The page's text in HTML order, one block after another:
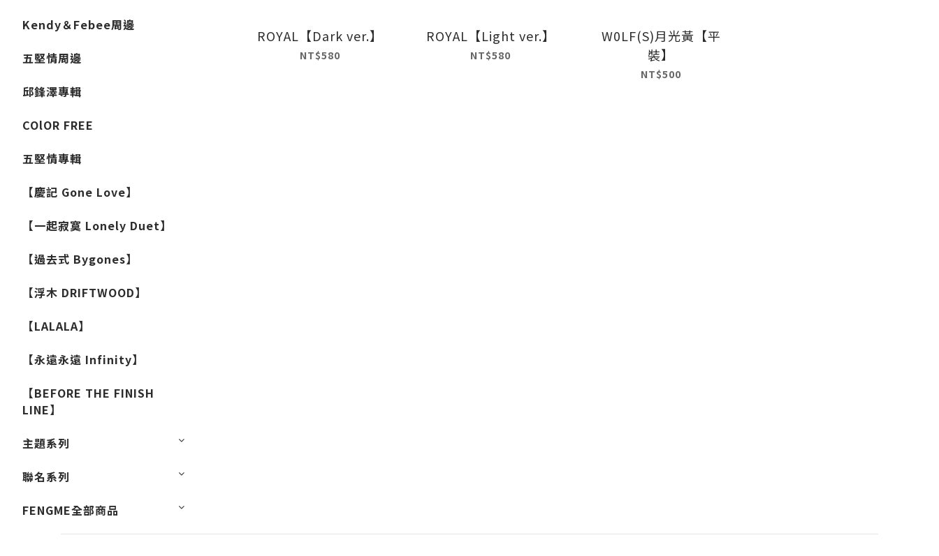
Kendy＆Febee周邊
五堅情周邊
邱鋒澤專輯
COlOR FREE
五堅情專輯
【慶記 Gone Love】
【一起寂寞 Lonely Duet】
【過去式 Bygones】
【浮木 DRIFTWOOD】
【LALALA】
【永遠永遠 Infinity】
【BEFORE THE FINISH
LINE】
主題系列
聯名系列
FENGME全部商品
ROYAL【Dark ver.】
NT$580
ROYAL【Light ver.】
NT$580
W0LF(S)月光黃【平
裝】
NT$500